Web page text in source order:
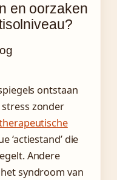
en oorzaken
ontstaan
zonder
‘actiestand’ die
Andere
syndroom van